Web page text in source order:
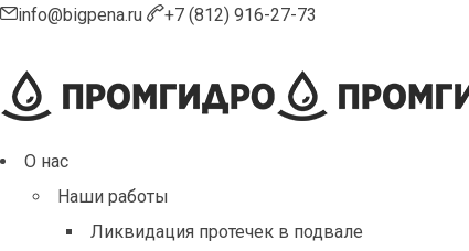
info@bigpena.ru +7 (812) 916-27-73
О нас
Наши работы
Ликвидация протечек в подвале